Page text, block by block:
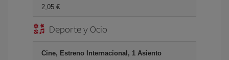
2,05 €
Deporte y Ocio
Cine, Estreno Internacional, 1 Asiento